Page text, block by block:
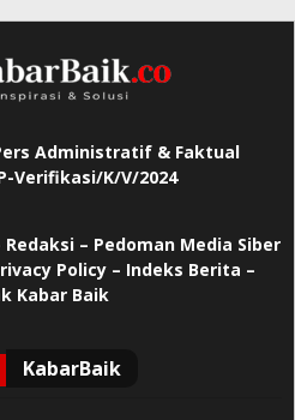
Administratif & Faktual
Verifikasi/K/V/2024
Redaksi – Pedoman Media Siber
Policy– Indeks Berita –
Kabar Baik